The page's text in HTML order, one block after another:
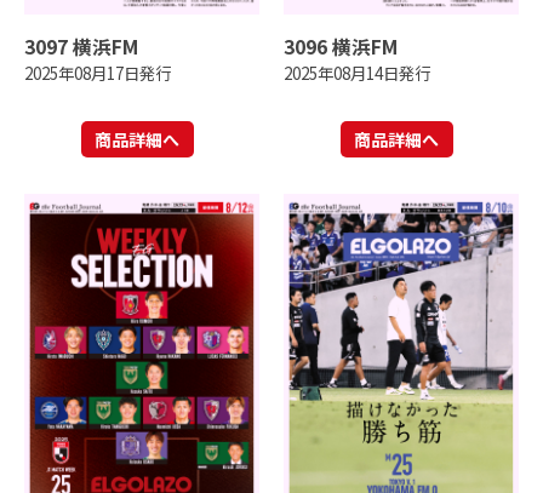
3097 横浜FM
2025年08月17日発行
商品詳細へ
3096 横浜FM
2025年08月14日発行
商品詳細へ